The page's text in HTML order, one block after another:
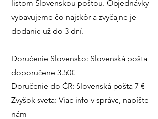
listom Slovenskou poštou. Objednávky
vybavujeme čo najskôr a zvyčajne je
dodanie už do 3 dní.
Doručenie Slovensko: Slovenská pošta
doporučene 3.50€
Doručenie do ČR: Slovenská pošta 7 €
Zvyšok sveta: Viac info v správe, napíšte
nám